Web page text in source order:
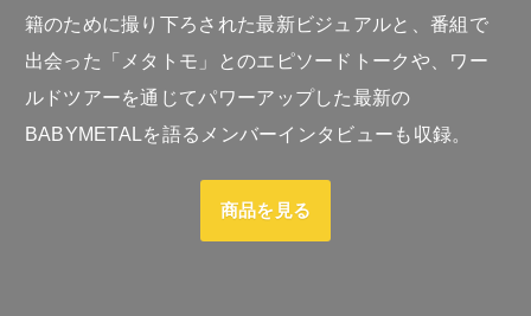
籍のために撮り下ろされた最新ビジュアルと、番組で
出会った「メタトモ」とのエピソードトークや、ワー
ルドツアーを通じてパワーアップした最新の
BABYMETALを語るメンバーインタビューも収録。
商品を見る